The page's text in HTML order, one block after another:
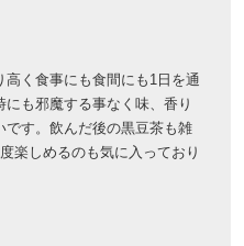
く食事にも食間にも1日を通
も邪魔する事なく味、香り
です。飲んだ後の黒豆茶も雑
楽しめるのも気に入っており